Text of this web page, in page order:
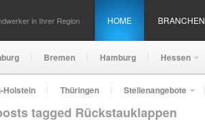
in Ihrer Region HOME BRANCHEN
Bremen Hamburg Hessen
Holstein Thüringen Stellenangebote
tagged Rückstauklappen